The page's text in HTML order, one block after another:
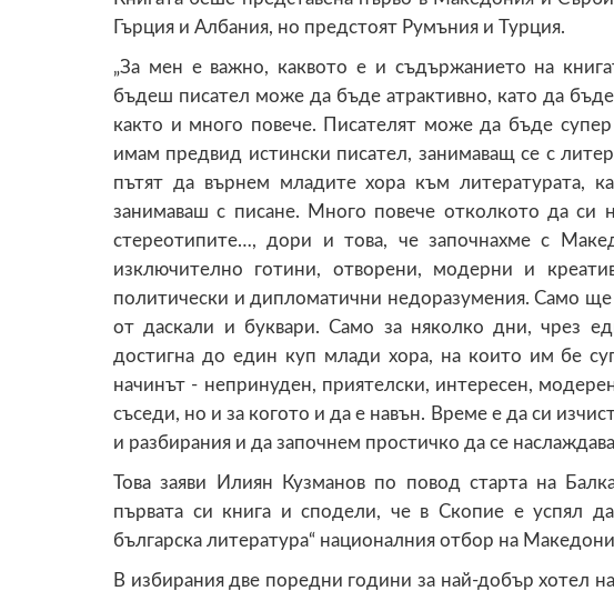
Гърция и Албания, но предстоят Румъния и Турция.
„За мен е важно, каквото е и съдържанието на
бъдеш писател може да бъде атрактивно, като да
както и много повече. Писателят може да бъде супер
имам предвид истински писател, занимаващ се с
пътят да върнем младите хора към литературата,
занимаваш с писане. Много повече отколкото да си
стереотипите…, дори и това, че започнахме с
изключително готини, отворени, модерни и
политически и дипломатични недоразумения. Само ще
от даскали и буквари. Само за няколко дни, чрез
достигна до един куп млади хора, на които им бе
начинът - непринуден, приятелски, интересен,
съседи, но и за когото и да е навън. Време е да си
и разбирания и да започнем простичко да се
Това заяви Илиян Кузманов по повод старта на
първата си книга и сподели, че в Скопие е успял
българска литература“ националния отбор на
В избирания две поредни години за най-добър хотел